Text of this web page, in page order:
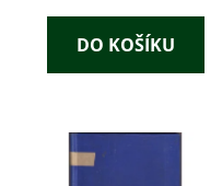
DO KOŠÍKU